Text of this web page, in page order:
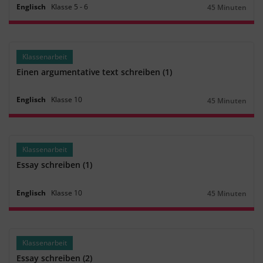
Englisch Klasse 5 ‐ 6
Dauer:
45 Minuten
Klassenarbeit
Einen argumentative text schreiben (1)
Englisch Klasse 10
Dauer:
45 Minuten
Klassenarbeit
Essay schreiben (1)
Englisch Klasse 10
Dauer:
45 Minuten
Klassenarbeit
Essay schreiben (2)